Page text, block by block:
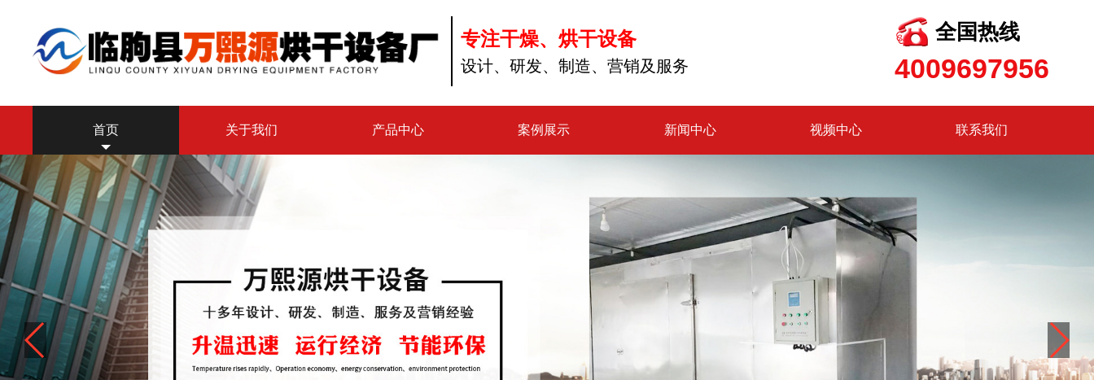
专注干燥、烘干设备
设计、研发、制造、营销及服务
全国热线
4009697956
首页 关于我们 产品中心 案例展示 新闻中心 视频中心 联系我们